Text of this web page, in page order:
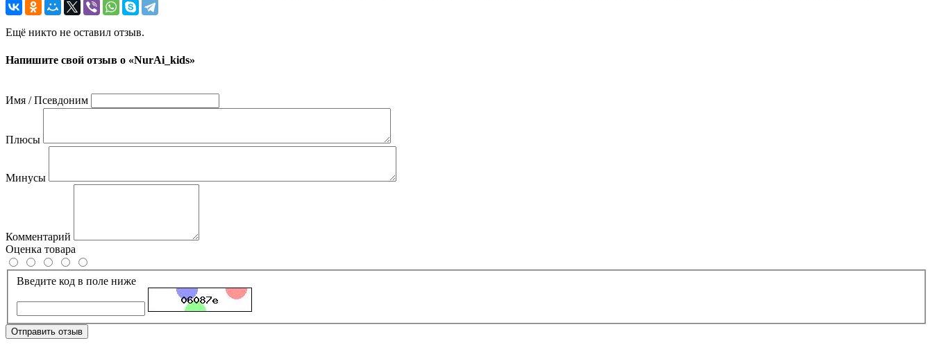
Ещё никто не оставил отзыв.
Напишите свой отзыв о «NurAi_kids»
Имя / Псевдоним
Плюсы
Минусы
Комментарий
Оценка товара
Введите код в поле ниже
Отправить отзыв